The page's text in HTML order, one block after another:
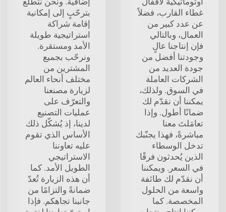
غطاء القارب، فضلاً
عن عدد كبير من
العمال، وبالتالي
فإن إنتاجنا عالٍ
وجودتنا أفضل من
جودة العديد من
الشركات العاملة
في السوق. ولذلك،
يمكننا أن نقدّم لك
ضمانًا أطول. وإذا
تعامَلتَ معنا
مباشرةً، فهذا يجنّبك
تدخل الوسطاء
الذين يُحدثون فرقًا
في السعر. ويمكننا
أن نقدّم لك طائفة
واسعة من الحلول
المخصصة. كما
بترحّبٍ إلى إمكانية
إقامة شراكة
استراتيجية طويلة
الأمد ومستقرة.
ونرحّب بجميع
المشترين من
مختلف أنحاء العالم
لزيارة مصنعنا
والتعرّف على
عمليات التصنيع
لدينا، إذ يُشكّل ذلك
الأساس الذي تقوم
عليه تعاوننا
الاستراتيجي
الطويل الأمد. كما
أن هذه الزيارة تُعدّ
ضمانةً والتزامًا من
جانبنا تجاهكم. فإذا